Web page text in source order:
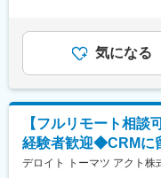
へのキャリアアップ
（2）ゼロイチの創
単なる効率化では
プロセス全体の変
変更の範囲：会社の
DTaktとDTCの合同
Service／Marketing
てDTC・DTaktそれ
■配属予定ポジショ
・Customer
等）を活用して構想
End-to-Endでサー
業務はDTCとDTakt
通じて上下する可
表記です。気になる
【フルリモート相
経験者歓迎◆CRMに
デロイト トーマツ アクト株